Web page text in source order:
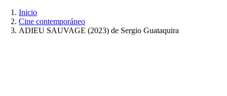
Inicio
Cine contemporáneo
ADIEU SAUVAGE (2023) de Sergio Guataquira